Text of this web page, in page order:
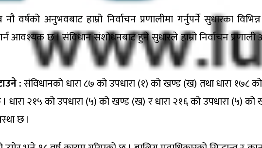
वर्षको अनुभवबाट हाम्रो निर्वाचन प्रणालीमा गर्नुपर्ने सुधारका
गर्न आवश्यक छ । संविधान संशोधनबाट हुने सुधारले हाम्रो निर्वाचन
:संविधानको धारा ८७ को उपधारा (१) को खण्ड (ख) तथा धारा १७८
धारा २१५ को उपधारा (५) को खण्ड (ख) र धारा २१६ को उपधारा (५)
छ ।